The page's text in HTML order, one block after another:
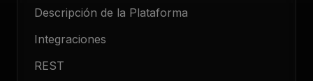
Descripción de la Plataforma
Integraciones
REST